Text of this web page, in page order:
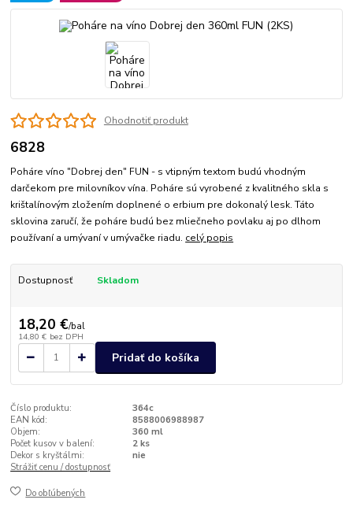
Ohodnotiť produkt
6828
Poháre víno "Dobrej den" FUN - s vtipným textom budú vhodným
darčekom pre milovníkov vína. Poháre sú vyrobené z kvalitného skla s
krištalínovým zložením doplnené o erbium pre dokonalý lesk. Táto
sklovina zaručí, že poháre budú bez mliečneho povlaku aj po dlhom
používaní a umývaní v umývačke riadu. celý popis
Dostupnosť Skladom
18,20 €/bal
14,80 € bez DPH
Pridať do košíka
Číslo produktu:
364c
EAN kód:
8588006988987
Objem:
360 ml
Počet kusov v balení:
2 ks
Dekor s kryštálmi:
nie
Strážiť cenu / dostupnosť
Do obľúbených